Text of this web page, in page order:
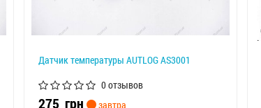
Датчик температуры AUTLOG AS3001
0 отзывов
275грн
завтра